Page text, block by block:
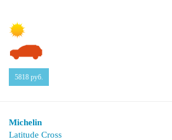
5818 руб.
Michelin
Latitude Cross